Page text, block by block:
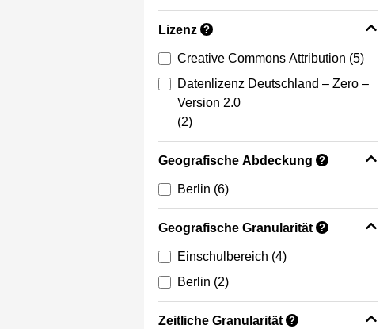
Lizenz ?
Creative Commons Attribution (5)
Datenlizenz Deutschland – Zero –
Version 2.0
(2)
Geografische Abdeckung ?
Berlin (6)
Geografische Granularität ?
Einschulbereich (4)
Berlin (2)
Zeitliche Granularität ?